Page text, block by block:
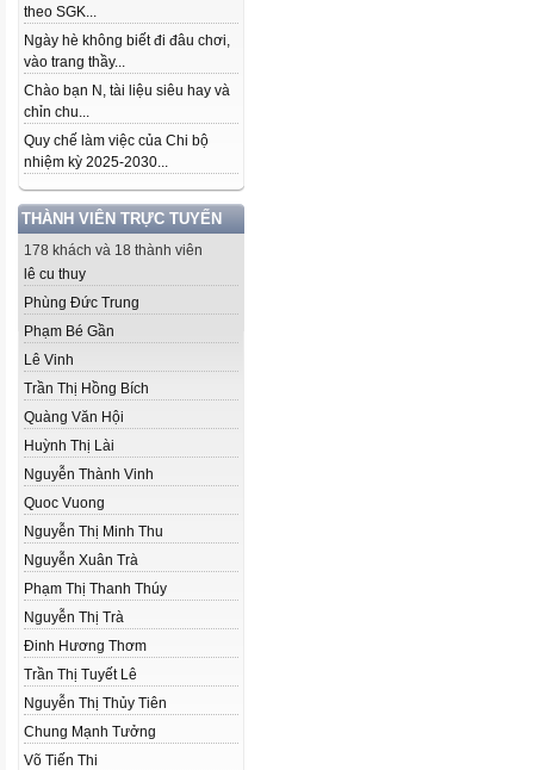
theo SGK...
Ngày hè không biết đi đâu chơi,
vào trang thầy...
Chào bạn N, tài liệu siêu hay và
chỉn chu...
Quy chế làm việc của Chi bộ
nhiệm kỳ 2025-2030...
THÀNH VIÊN TRỰC TUYẾN
178 khách và 18 thành viên
lê cu thuy
Phùng Đức Trung
Phạm Bé Gần
Lê Vinh
Trần Thị Hồng Bích
Quàng Văn Hội
Huỳnh Thị Lài
Nguyễn Thành Vinh
Quoc Vuong
Nguyễn Thị Minh Thu
Nguyễn Xuân Trà
Phạm Thị Thanh Thúy
Nguyễn Thị Trà
Đinh Hương Thơm
Trần Thị Tuyết Lê
Nguyễn Thị Thủy Tiên
Chung Mạnh Tưởng
Võ Tiến Thi